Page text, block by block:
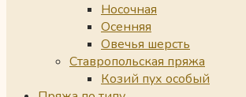
Носочная
Осенняя
Овечья шерсть
Ставропольская пряжа
Козий пух особый